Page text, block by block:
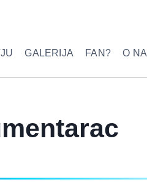
GALERIJA FAN? O